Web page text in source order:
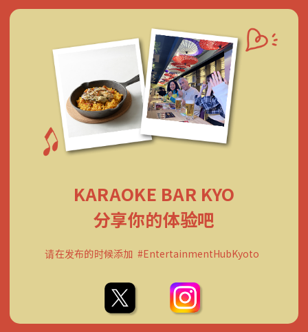
KARAOKE BAR KYO
分享你的体验吧
请在发布的时候添加 #EntertainmentHubKyoto